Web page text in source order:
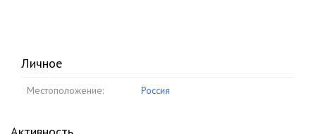
Личное
Местоположение: Россия